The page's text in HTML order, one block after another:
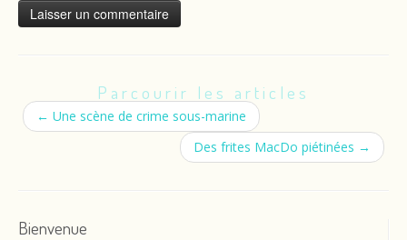
Parcourir les articles
← Une scène de crime sous-marine
Des frites MacDo piétinées →
Bienvenue